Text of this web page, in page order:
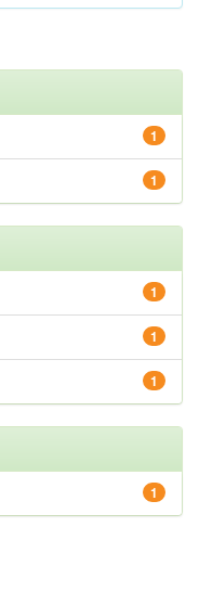
1
1
1
1
1
1